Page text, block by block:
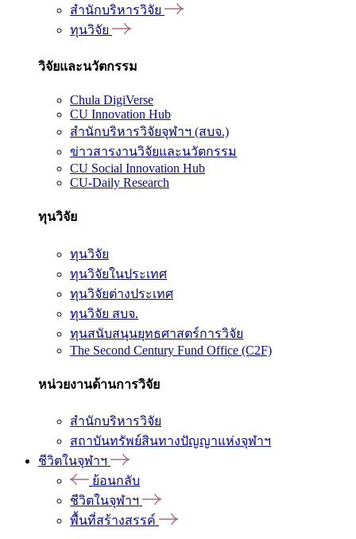
สำนักบริหารวิจัย
ทุนวิจัย
วิจัยและนวัตกรรม
Chula DigiVerse
CU Innovation Hub
สำนักบริหารวิจัยจุฬาฯ (สบจ.)
ข่าวสารงานวิจัยและนวัตกรรม
CU Social Innovation Hub
CU-Daily Research
ทุนวิจัย
ทุนวิจัย
ทุนวิจัยในประเทศ
ทุนวิจัยต่างประเทศ
ทุนวิจัย สบจ.
ทุนสนับสนุนยุทธศาสตร์การวิจัย
The Second Century Fund Office (C2F)
หน่วยงานด้านการวิจัย
สำนักบริหารวิจัย
สถาบันทรัพย์สินทางปัญญาแห่งจุฬาฯ
ชีวิตในจุฬาฯ
ย้อนกลับ
ชีวิตในจุฬาฯ
พื้นที่สร้างสรรค์